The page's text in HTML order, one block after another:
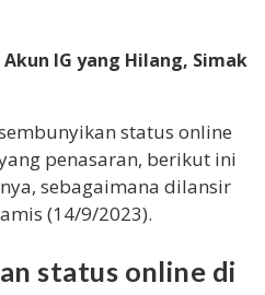
IG yang Hilang, Simak
status online
penasaran, berikut ini
sebagaimana dilansir
(14/9/2023).
status online di